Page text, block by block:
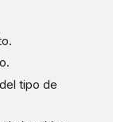
tipo de